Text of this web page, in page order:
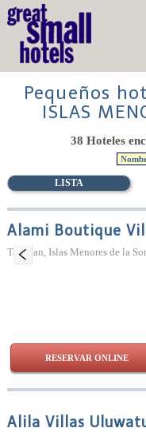
Pequeños
ISLAS
LISTA
38 Hoteles
Alami Boutique
Tabanan, Islas Menores de la
RESERVAR ONLINE
Alila Villas